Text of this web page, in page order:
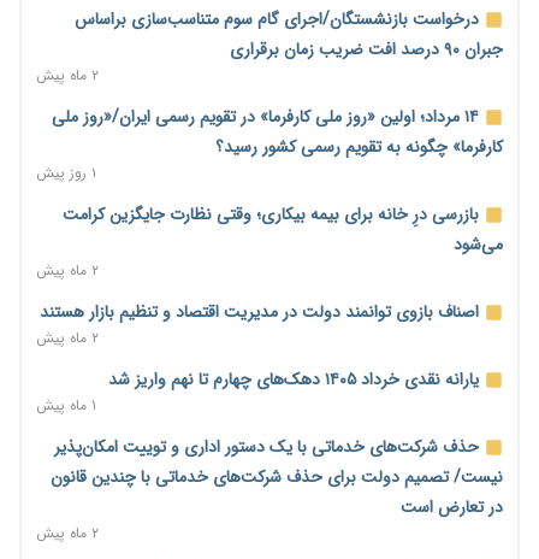
خانه کارگر قزوین: شکاف دستمزد و هزینه معیشت هر روز عمیق‌تر
می‌شود
۱ روز پیش
رئیس سازمان امور مالیاتی: بلاگرهای پردرآمد مشمول پرداخت
مالیات هستند
۱ روز پیش
پیش‌بینی افزایش تولید برنج؛ نیاز وارداتی کشور به ۵۰۰ هزار تن
کاهش می‌یابد
۱ روز پیش
امضای تفاهم‌نامه تجاری ایران و پاکستان؛ هدف‌گذاری تجارت ۱۰
اختیارات جدید گمرکات برای تمدید ورود موقت کالا و خودرو تا
پایان شهریور ابلاغ شد
۱ روز پیش
درخواست بازنشستگان/اجرای گام سوم متناسب‌سازی براساس
جبران ۹۰ درصد افت ضریب زمان برقراری
۲ ماه پیش
۱۴ مرداد؛ اولین «روز ملی کارفرما» در تقویم رسمی ایران/«روز ملی
کارفرما» چگونه به تقویم رسمی کشور رسید؟
۱ روز پیش
بازرسی درِ خانه برای بیمه بیکاری؛ وقتی نظارت جایگزین کرامت
می‌شود
۲ ماه پیش
اصناف بازوی توانمند دولت در مدیریت اقتصاد و تنظیم بازار هستند
۲ ماه پیش
یارانه نقدی خرداد ۱۴۰۵ دهک‌های چهارم تا نهم واریز شد
۱ ماه پیش
حذف شرکت‌های خدماتی با یک دستور اداری و توییت امکان‌پذیر
نیست/ تصمیم دولت برای حذف شرکت‌های خدماتی با چندین قانون
در تعارض است
۲ ماه پیش